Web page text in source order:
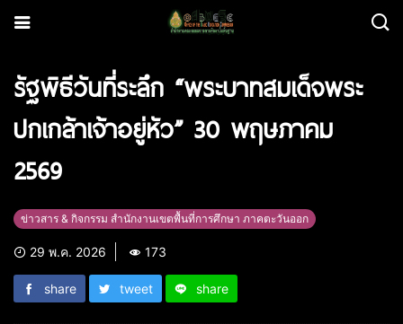
รัฐพิธีวันที่ระลึก “พระบาทสมเด็จพระ
ปกเกล้าเจ้าอยู่หัว” 30 พฤษภาคม
2569
ข่าวสาร & กิจกรรม สำนักงานเขตพื้นที่การศึกษา ภาคตะวันออก
29 พ.ค. 2026 173
share tweet share